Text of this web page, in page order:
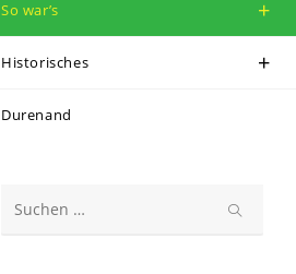
So war’s
Historisches
Durenand
Diese